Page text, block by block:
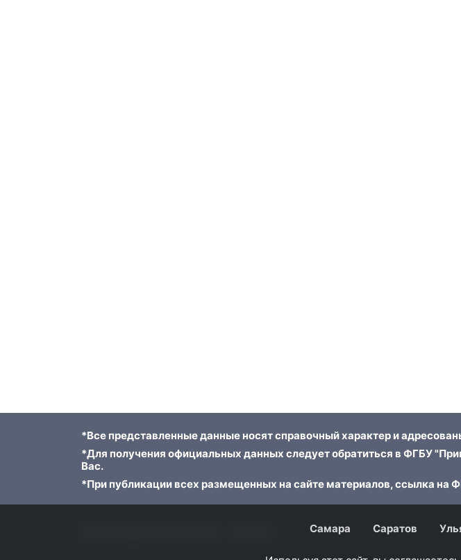
*Все представленные данные носят справочный характер и
*Для получения официальных данных следует обратиться в ФГБУ
Вас.
*При публикации всех размещенных на сайте материалов, ссылка на
Самара Саратов